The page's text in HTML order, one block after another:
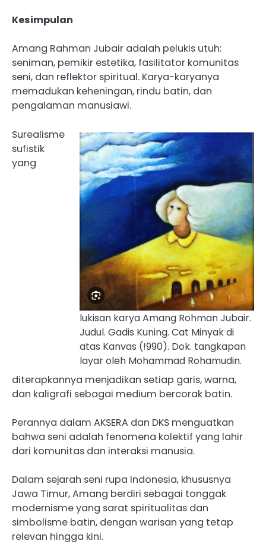
Kesimpulan
‎Amang Rahman Jubair adalah pelukis utuh:
seniman, pemikir estetika, fasilitator komunitas
seni, dan reflektor spiritual. Karya-karyanya
memadukan keheningan, rindu batin, dan
pengalaman manusiawi.
lukisan karya Amang Rohman Jubair.
Judul. Gadis Kuning. Cat Minyak di
atas Kanvas (!990). Dok. tangkapan
layar oleh Mohammad Rohamudin.
Surealisme
sufistik
yang
diterapkannya menjadikan setiap garis, warna,
dan kaligrafi sebagai medium bercorak batin.
‎Perannya dalam AKSERA dan DKS menguatkan
bahwa seni adalah fenomena kolektif yang lahir
dari komunitas dan interaksi manusia.
‎Dalam sejarah seni rupa Indonesia, khususnya
Jawa Timur, Amang berdiri sebagai tonggak
modernisme yang sarat spiritualitas dan
simbolisme batin, dengan warisan yang tetap
relevan hingga kini.